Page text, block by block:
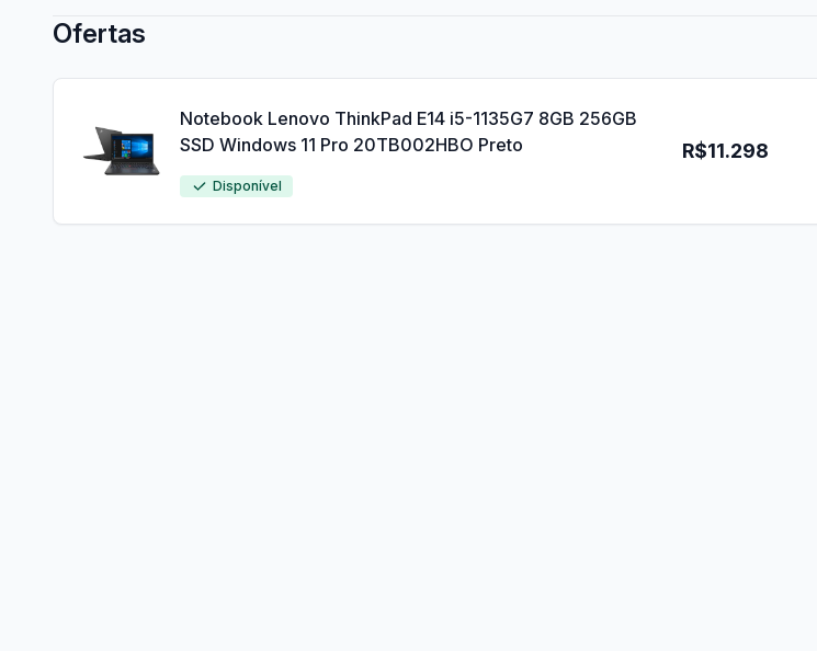
Ofertas
R$11.298
Notebook Lenovo ThinkPad E14 i5-1135G7 8GB 256GB
SSD Windows 11 Pro 20TB002HBO Preto
Disponível